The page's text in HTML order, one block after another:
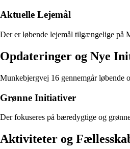
Aktuelle Lejemål
Der er løbende lejemål tilgængelige på
Opdateringer og Nye
Munkebjergvej 16 gennemgår løbende
Grønne Initiativer
Der fokuseres på bæredygtige og
Aktiviteter og